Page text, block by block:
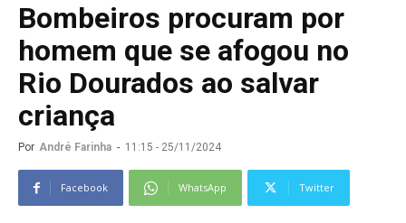
Bombeiros procuram por
homem que se afogou no
Rio Dourados ao salvar
criança
Por André Farinha - 11:15 - 25/11/2024
Facebook WhatsApp Twitter